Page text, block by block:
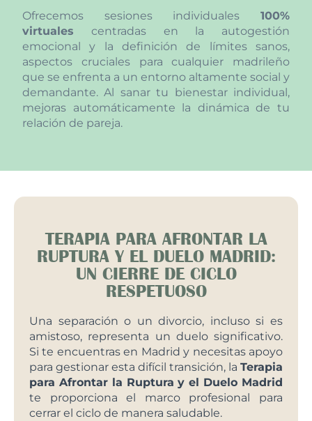
Ofrecemos sesiones individuales 100%
virtuales centradas en la autogestión
emocional y la definición de límites sanos,
aspectos cruciales para cualquier madrileño
que se enfrenta a un entorno altamente social y
demandante. Al sanar tu bienestar individual,
mejoras automáticamente la dinámica de tu
relación de pareja.
TERAPIA PARA AFRONTAR LA
RUPTURA Y EL DUELO MADRID:
UN CIERRE DE CICLO
RESPETUOSO
Una separación o un divorcio, incluso si es
amistoso, representa un duelo significativo.
Si te encuentras en Madrid y necesitas apoyo
para gestionar esta difícil transición, la Terapia
para Afrontar la Ruptura y el Duelo Madrid
te proporciona el marco profesional para
cerrar el ciclo de manera saludable.